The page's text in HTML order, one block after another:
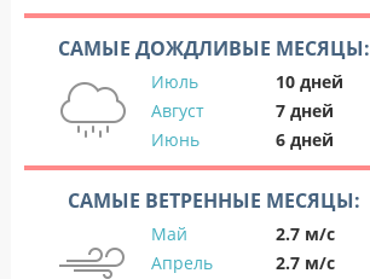
САМЫЕ ДОЖДЛИВЫЕ МЕСЯЦЫ:
Июль
10 дней
Август
7 дней
Июнь
6 дней
САМЫЕ ВЕТРЕННЫЕ МЕСЯЦЫ:
Май
2.7 м/с
Апрель
2.7 м/с